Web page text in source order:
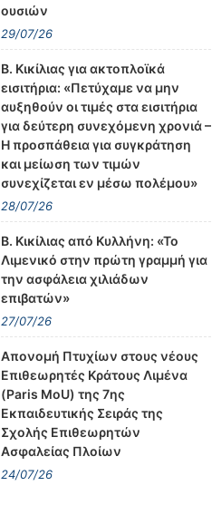
ουσιών
29/07/26
Β. Κικίλιας για ακτοπλοϊκά
εισιτήρια: «Πετύχαμε να μην
αυξηθούν οι τιμές στα εισιτήρια
για δεύτερη συνεχόμενη χρονιά –
Η προσπάθεια για συγκράτηση
και μείωση των τιμών
συνεχίζεται εν μέσω πολέμου»
28/07/26
Β. Κικίλιας από Κυλλήνη: «Το
Λιμενικό στην πρώτη γραμμή για
την ασφάλεια χιλιάδων
επιβατών»
27/07/26
Απονομή Πτυχίων στους νέους
Επιθεωρητές Κράτους Λιμένα
(Paris MoU) της 7ης
Εκπαιδευτικής Σειράς της
Σχολής Επιθεωρητών
Ασφαλείας Πλοίων
24/07/26